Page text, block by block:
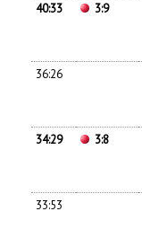
40:33 3:9
36:26
34:29 3:8
33:53